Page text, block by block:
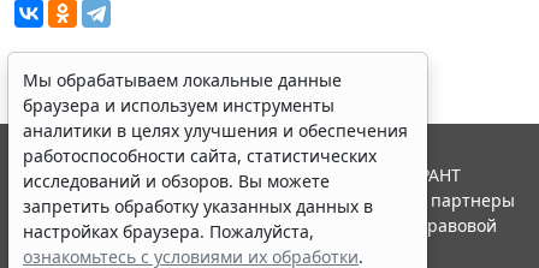
Мы обрабатываем локальные данные
браузера и используем инструменты
аналитики в целях улучшения и обеспечения
работоспособности сайта, статистических
исследований и обзоров. Вы можете
запретить обработку указанных данных в
настройках браузера. Пожалуйста,
ознакомьтесь с условиями их обработки.
© ООО "НПП "ГАРАНТ-СЕРВИС", 2026. Система ГАРАНТ
выпускается с 1990 года. Компания "Гарант" и ее партнеры
являются участниками Российской ассоциации правовой
информации ГАРАНТ.